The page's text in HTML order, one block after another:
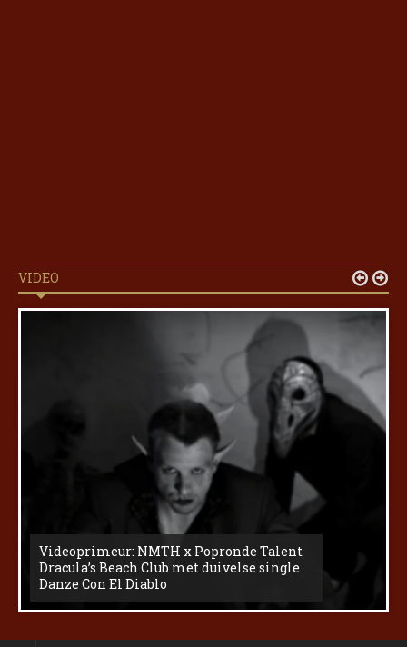
VIDEO
Videoprimeur: NMTH x Popronde Talent
Dracula’s Beach Club met duivelse single
Danze Con El Diablo
 